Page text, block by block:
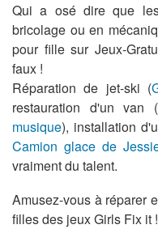
Qui a osé dire que
bricolage ou en
pour fille sur Jeux-
faux !
Réparation de jet-ski (
restauration d'un van (
musique), installation
Camion glace de
vraiment du talent.
Amusez-vous à réparer
filles des jeux Girls Fix it !